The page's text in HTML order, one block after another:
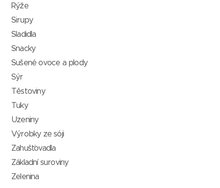
Rýže
Sirupy
Sladidla
Snacky
Sušené ovoce a plody
Sýr
Těstoviny
Tuky
Uzeniny
Výrobky ze sóji
Zahušťovadla
Základní suroviny
Zelenina